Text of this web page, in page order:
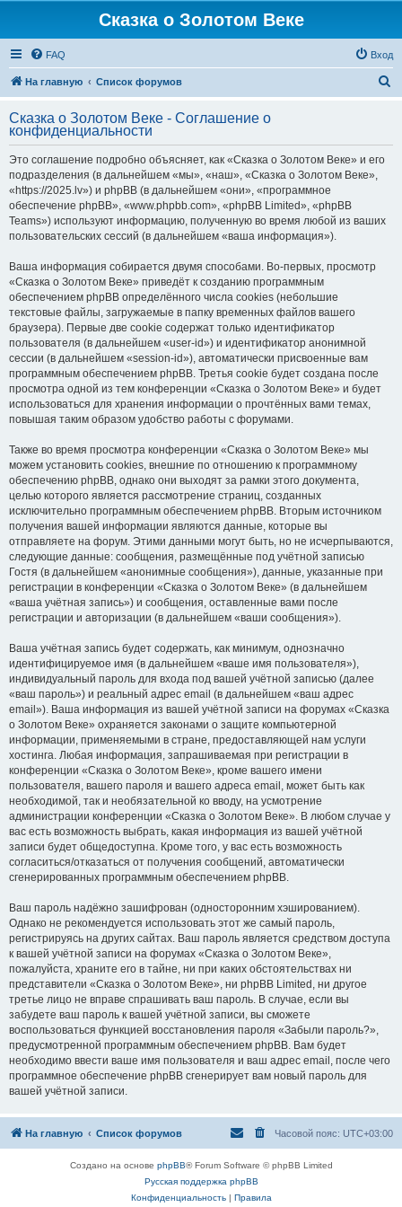
Сказка о Золотом Веке
FAQ Вход
На главную Список форумов
с
Сказка о Золотом Веке - Соглашение о
конфиденциальности
Это соглашение подробно объясняет, как «Сказка о Золотом Веке» и его
подразделения (в дальнейшем «мы», «наш», «Сказка о Золотом Веке»,
«https://2025.lv») и phpBB (в дальнейшем «они», «программное
обеспечение phpBB», «www.phpbb.com», «phpBB Limited», «phpBB
Teams») используют информацию, полученную во время любой из ваших
пользовательских сессий (в дальнейшем «ваша информация»).
Ваша информация собирается двумя способами. Во-первых, просмотр
«Сказка о Золотом Веке» приведёт к созданию программным
обеспечением phpBB определённого числа cookies (небольшие
текстовые файлы, загружаемые в папку временных файлов вашего
браузера). Первые две cookie содержат только идентификатор
пользователя (в дальнейшем «user-id») и идентификатор анонимной
сессии (в дальнейшем «session-id»), автоматически присвоенные вам
программным обеспечением phpBB. Третья cookie будет создана после
просмотра одной из тем конференции «Сказка о Золотом Веке» и будет
использоваться для хранения информации о прочтённых вами темах,
повышая таким образом удобство работы с форумами.
Также во время просмотра конференции «Сказка о Золотом Веке» мы
можем установить cookies, внешние по отношению к программному
обеспечению phpBB, однако они выходят за рамки этого документа,
целью которого является рассмотрение страниц, созданных
исключительно программным обеспечением phpBB. Вторым источником
получения вашей информации являются данные, которые вы
отправляете на форум. Этими данными могут быть, но не исчерпываются,
следующие данные: сообщения, размещённые под учётной записью
Гостя (в дальнейшем «анонимные сообщения»), данные, указанные при
регистрации в конференции «Сказка о Золотом Веке» (в дальнейшем
«ваша учётная запись») и сообщения, оставленные вами после
регистрации и авторизации (в дальнейшем «ваши сообщения»).
Ваша учётная запись будет содержать, как минимум, однозначно
идентифицируемое имя (в дальнейшем «ваше имя пользователя»),
индивидуальный пароль для входа под вашей учётной записью (далее
«ваш пароль») и реальный адрес email (в дальнейшем «ваш адрес
email»). Ваша информация из вашей учётной записи на форумах «Сказка
о Золотом Веке» охраняется законами о защите компьютерной
информации, применяемыми в стране, предоставляющей нам услуги
хостинга. Любая информация, запрашиваемая при регистрации в
конференции «Сказка о Золотом Веке», кроме вашего имени
пользователя, вашего пароля и вашего адреса email, может быть как
необходимой, так и необязательной ко вводу, на усмотрение
администрации конференции «Сказка о Золотом Веке». В любом случае у
вас есть возможность выбрать, какая информация из вашей учётной
записи будет общедоступна. Кроме того, у вас есть возможность
согласиться/отказаться от получения сообщений, автоматически
сгенерированных программным обеспечением phpBB.
Ваш пароль надёжно зашифрован (односторонним хэшированием).
Однако не рекомендуется использовать этот же самый пароль,
регистрируясь на других сайтах. Ваш пароль является средством доступа
к вашей учётной записи на форумах «Сказка о Золотом Веке»,
пожалуйста, храните его в тайне, ни при каких обстоятельствах ни
представители «Сказка о Золотом Веке», ни phpBB Limited, ни другое
третье лицо не вправе спрашивать ваш пароль. В случае, если вы
забудете ваш пароль к вашей учётной записи, вы сможете
воспользоваться функцией восстановления пароля «Забыли пароль?»,
предусмотренной программным обеспечением phpBB. Вам будет
необходимо ввести ваше имя пользователя и ваш адрес email, после чего
программное обеспечение phpBB сгенерирует вам новый пароль для
вашей учётной записи.
На главную Список форумов Часовой пояс: UTC+03:00
Создано на основе phpBB® Forum Software © phpBB Limited
Русская поддержка phpBB
Конфиденциальность| Правила